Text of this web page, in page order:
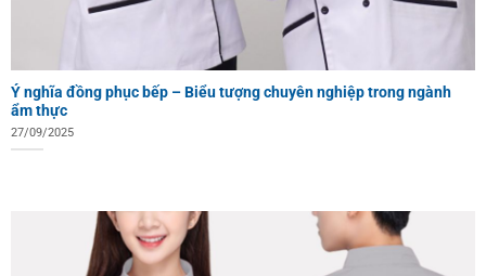
Ý nghĩa đồng phục bếp – Biểu tượng chuyên nghiệp trong ngành
ẩm thực
27/09/2025